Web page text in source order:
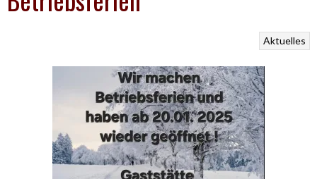
Aktuelles